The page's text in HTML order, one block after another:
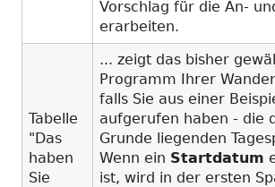
Vorschlag für die An-
erarbeiten.
Tabelle
"Das
haben
Sie
... zeigt das bisher
Programm Ihrer
falls Sie aus einer
aufgerufen haben - die
Grunde liegenden
Wenn ein Startdatum
ist, wird in der ersten